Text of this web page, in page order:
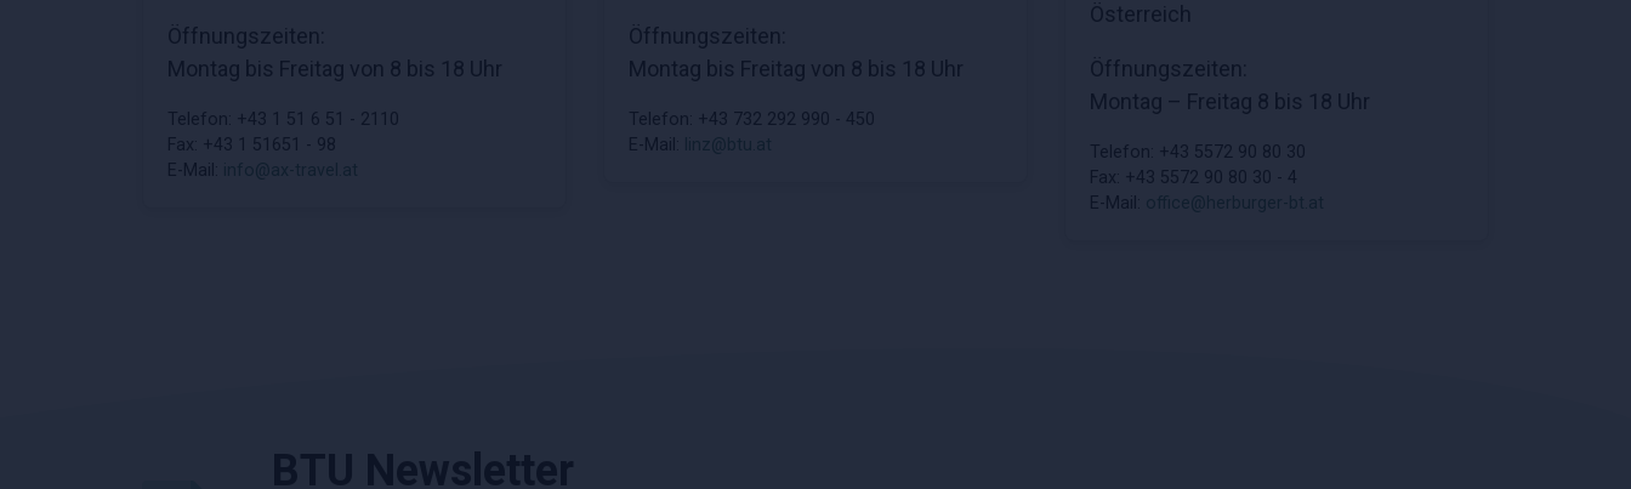
Öffnungszeiten:
Montag bis Freitag von 8 bis 18 Uhr
Telefon: +43 1 51 6 51 - 2110
Fax: +43 1 51651 - 98
E-Mail:
Öffnungszeiten:
Montag bis Freitag von 8 bis 18 Uhr
Telefon: +43 732 292 990 - 450
E-Mail:
Österreich
Öffnungszeiten:
Montag – Freitag 8 bis 18 Uhr
Telefon: +43 5572 90 80 30
Fax: +43 5572 90 80 30 - 4
E-Mail:
BTU Newsletter